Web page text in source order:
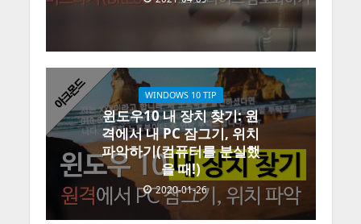
WINDOWS 10 TIP
윈도우10 내 장치 찾기: 원
격에서 내 PC 잠그기, 위치
파악하기(컴퓨터를 분실했
을 때!)
2020-01-26